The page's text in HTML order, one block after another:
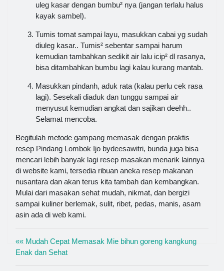
uleg kasar dengan bumbu² nya (jangan terlalu halus
kayak sambel).
Tumis tomat sampai layu, masukkan cabai yg sudah
diuleg kasar.. Tumis² sebentar sampai harum
kemudian tambahkan sedikit air lalu icip² dl rasanya,
bisa ditambahkan bumbu lagi kalau kurang mantab.
Masukkan pindanh, aduk rata (kalau perlu cek rasa
lagi). Sesekali diaduk dan tunggu sampai air
menyusut kemudian angkat dan sajikan deehh..
Selamat mencoba.
Begitulah metode gampang memasak dengan praktis
resep Pindang Lombok Ijo bydeesawitri, bunda juga bisa
mencari lebih banyak lagi resep masakan menarik lainnya
di website kami, tersedia ribuan aneka resep makanan
nusantara dan akan terus kita tambah dan kembangkan.
Mulai dari masakan sehat mudah, nikmat, dan bergizi
sampai kuliner berlemak, sulit, ribet, pedas, manis, asam
asin ada di web kami.
«« Mudah Cepat Memasak Mie bihun goreng kangkung
Enak dan Sehat